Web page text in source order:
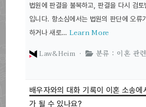
법원에 판결을 불복하고, 판결을 다시 검
입니다. 항소심에서는 법원의 판단에 오류
하거나 새로… Learn More
Law&Heim ·
분류 : 이혼 관련
배우자와의 대화 기록이 이혼 소송에
가 될 수 있나요?